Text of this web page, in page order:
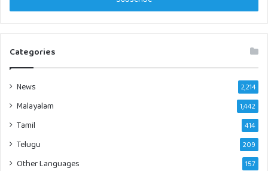
Categories
News 2,214
Malayalam 1,442
Tamil 414
Telugu 209
Other Languages 157